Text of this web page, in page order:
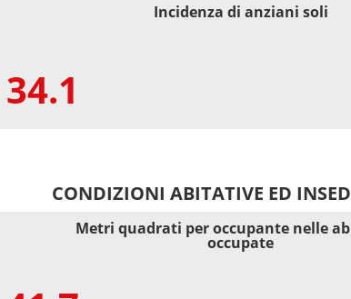
34.1
Incidenza di anziani soli
CONDIZIONI ABITATIVE ED
Metri quadrati per occupante nelle
occupate